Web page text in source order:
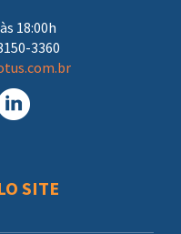
18:00h
3360
SITE